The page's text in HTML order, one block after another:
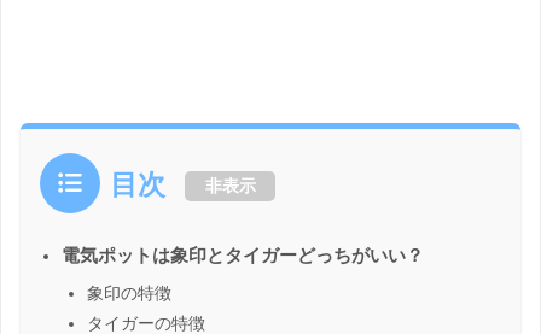
目次 非表示
電気ポットは象印とタイガーどっちがいい？
象印の特徴
タイガーの特徴